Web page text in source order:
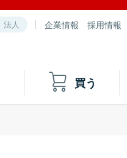
法人 企業情報 採用情報
買う